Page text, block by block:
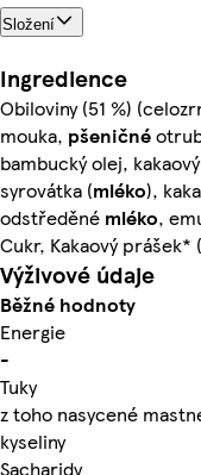
Složení
Ingredience
Obiloviny (51 %)
mouka, pšeničné
bambucký olej,
syrovátka (mléko),
odstředěné mléko,
Cukr, Kakaový
Výživové údaje
Běžné hodnoty
Energie
-
Tuky
z toho nasycené
kyseliny
Sacharidy